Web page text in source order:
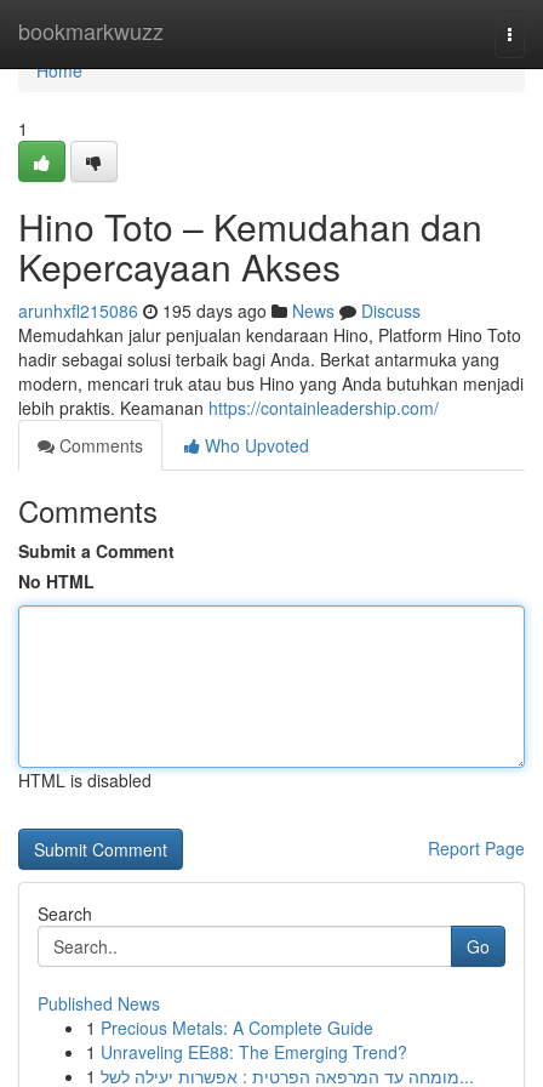
bookmarkwuzz
Home
Home
1
Hino Toto – Kemudahan dan
Kepercayaan Akses
arunhxfl215086 195 days ago News
Discuss
Memudahkan jalur penjualan kendaraan Hino, Platform Hino Toto
hadir sebagai solusi terbaik bagi Anda. Berkat antarmuka yang
modern, mencari truk atau bus Hino yang Anda butuhkan menjadi
lebih praktis. Keamanan https://containleadership.com/
Comments
Who Upvoted
Comments
Submit a Comment
No HTML
HTML is disabled
Report Page
Search
Go
Published News
1 Precious Metals: A Complete Guide
1 Unraveling EE88: The Emerging Trend?
1
מומחה עד המרפאה הפרטית : אפשרות יעילה לשל...